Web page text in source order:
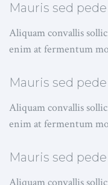
Mauris sed pede
Aliquam convallis
enim at fermentum
Mauris sed pede
Aliquam convallis
enim at fermentum
Mauris sed pede